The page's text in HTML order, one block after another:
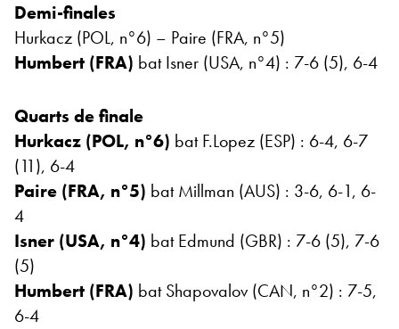
Demi-finales
Hurkacz (POL, n°6) – Paire (FRA, n°5)
Humbert (FRA) bat Isner (USA, n°4) : 7-6 (5), 6-4
Quarts de finale
Hurkacz (POL, n°6) bat F.Lopez (ESP) : 6-4, 6-7
(11), 6-4
Paire (FRA, n°5) bat Millman (AUS) : 3-6, 6-1, 6-
4
Isner (USA, n°4) bat Edmund (GBR) : 7-6 (5), 7-6
(5)
Humbert (FRA) bat Shapovalov (CAN, n°2) : 7-5,
6-4